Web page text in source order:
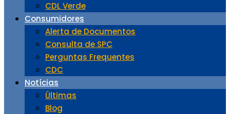
CDL Verde
Consumidores
Alerta de Documentos
Consulta de SPC
Perguntas Frequentes
CDC
Notícias
Últimas
Blog